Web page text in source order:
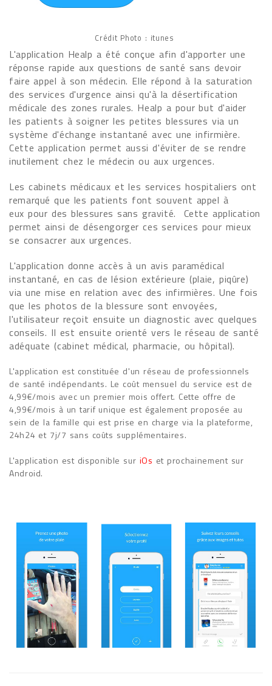
Crédit Photo : itunes
L'application Healp a été conçue afin d'apporter une
réponse rapide aux questions de santé sans devoir
faire appel à son médecin. Elle répond à la saturation
des services d'urgence ainsi qu'à la désertification
médicale des zones rurales. Healp a pour but d'aider
les patients à soigner les petites blessures via un
système d'échange instantané avec une infirmière.
Cette application permet aussi d'éviter de se rendre
inutilement chez le médecin ou aux urgences.
Les cabinets médicaux et les services hospitaliers ont
remarqué que les patients font souvent appel à
eux pour des blessures sans gravité. Cette application
permet ainsi de désengorger ces services pour mieux
se consacrer aux urgences.
L'application donne accès à un avis paramédical
instantané, en cas de lésion extérieure (plaie, piqûre)
via une mise en relation avec des infirmières. Une fois
que les photos de la blessure sont envoyées,
l'utilisateur reçoit ensuite un diagnostic avec quelques
conseils. Il est ensuite orienté vers le réseau de santé
adéquate (cabinet médical, pharmacie, ou hôpital).
L'application est constituée d'un réseau de professionnels
de santé indépendants. Le coût mensuel du service est de
4,99€/mois avec un premier mois offert. Cette offre de
4,99€/mois à un tarif unique est également proposée au
sein de la famille qui est prise en charge via la plateforme,
24h24 et 7j/7 sans coûts supplémentaires.
L'application est disponible sur iOs et prochainement sur
Android.